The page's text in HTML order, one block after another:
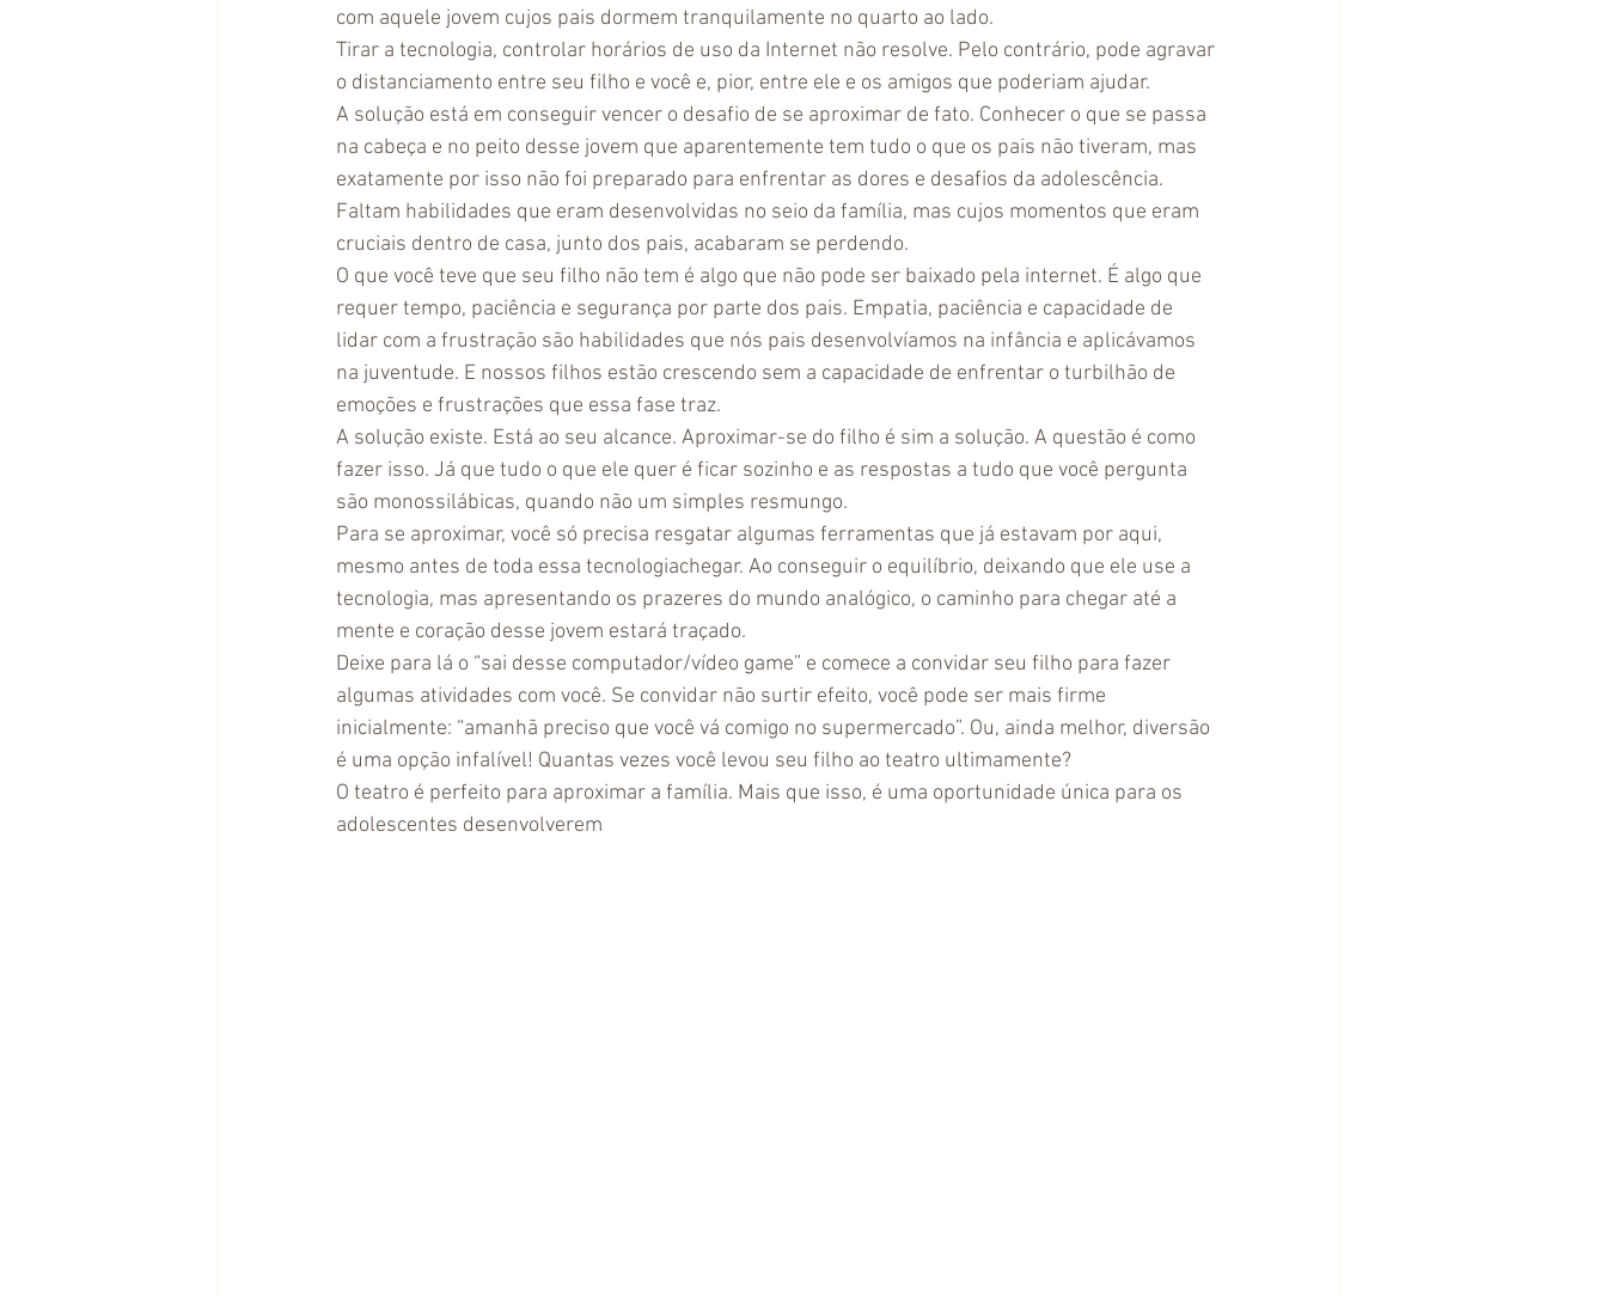
com aquele jovem cujos pais dormem tranquilamente no quarto ao lado.
Tirar a tecnologia, controlar horários de uso da Internet não resolve. Pelo contrário, pode agravar
o distanciamento entre seu filho e você e, pior, entre ele e os amigos que poderiam ajudar.
A solução está em conseguir vencer o desafio de se aproximar de fato. Conhecer o que se passa
na cabeça e no peito desse jovem que aparentemente tem tudo o que os pais não tiveram, mas
exatamente por isso não foi preparado para enfrentar as dores e desafios da adolescência.
Faltam habilidades que eram desenvolvidas no seio da família, mas cujos momentos que eram
cruciais dentro de casa, junto dos pais, acabaram se perdendo.
O que você teve que seu filho não tem é algo que não pode ser baixado pela internet. É algo que
requer tempo, paciência e segurança por parte dos pais. Empatia, paciência e capacidade de
lidar com a frustração são habilidades que nós pais desenvolvíamos na infância e aplicávamos
na juventude. E nossos filhos estão crescendo sem a capacidade de enfrentar o turbilhão de
emoções e frustrações que essa fase traz.
A solução existe. Está ao seu alcance. Aproximar-se do filho é sim a solução. A questão é como
fazer isso. Já que tudo o que ele quer é ficar sozinho e as respostas a tudo que você pergunta
são monossilábicas, quando não um simples resmungo.
Para se aproximar, você só precisa resgatar algumas ferramentas que já estavam por aqui,
mesmo antes de toda essa tecnologiachegar. Ao conseguir o equilíbrio, deixando que ele use a
tecnologia, mas apresentando os prazeres do mundo analógico, o caminho para chegar até a
mente e coração desse jovem estará traçado.
Deixe para lá o “sai desse computador/vídeo game” e comece a convidar seu filho para fazer
algumas atividades com você. Se convidar não surtir efeito, você pode ser mais firme
inicialmente: “amanhã preciso que você vá comigo no supermercado”. Ou, ainda melhor, diversão
é uma opção infalível! Quantas vezes você levou seu filho ao teatro ultimamente?
O teatro é perfeito para aproximar a família. Mais que isso, é uma oportunidade única para os
adolescentes desenvolverem